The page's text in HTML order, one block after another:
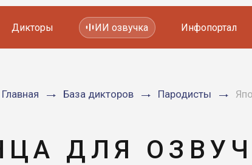
Мультфильмов
Дикторы ИИ озвучка Инфопортал
Главная База дикторов Пародисты
ДЛЯ